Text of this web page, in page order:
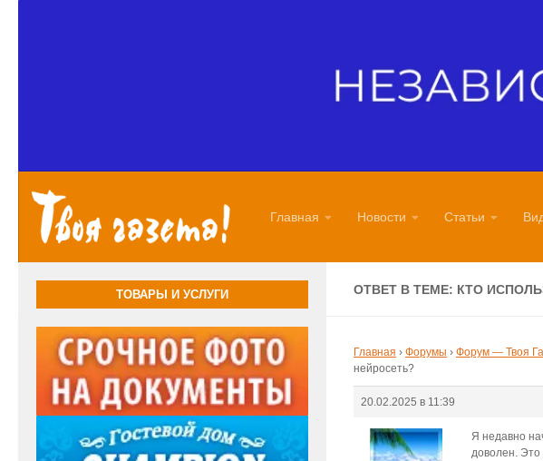
Главная Новости Статьи
ОТВЕТ В ТЕМЕ: КТО
Главная › Форумы › Форум — Твоя
нейросеть?
20.02.2025 в 11:39
Я недавно
доволен. Это
ТОВАРЫ И УСЛУГИ